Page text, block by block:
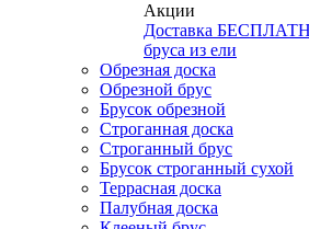
Акции
Доставка
бруса из ели
Обрезная доска
Обрезной брус
Брусок обрезной
Строганная доска
Строганный брус
Брусок строганный сухой
Террасная доска
Палубная доска